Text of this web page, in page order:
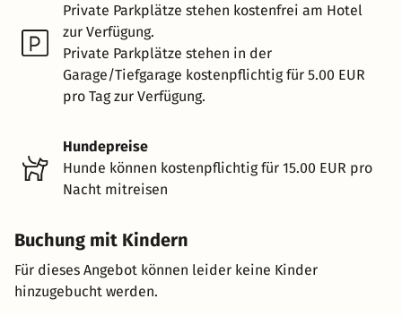
Private Parkplätze stehen kostenfrei am Hotel
zur Verfügung.
Private Parkplätze stehen in der
Garage/Tiefgarage kostenpflichtig für 5.00 EUR
pro Tag zur Verfügung.
Hundepreise
Hunde können kostenpflichtig für 15.00 EUR pro
Nacht mitreisen
Buchung mit Kindern
Für dieses Angebot können leider keine Kinder
hinzugebucht werden.